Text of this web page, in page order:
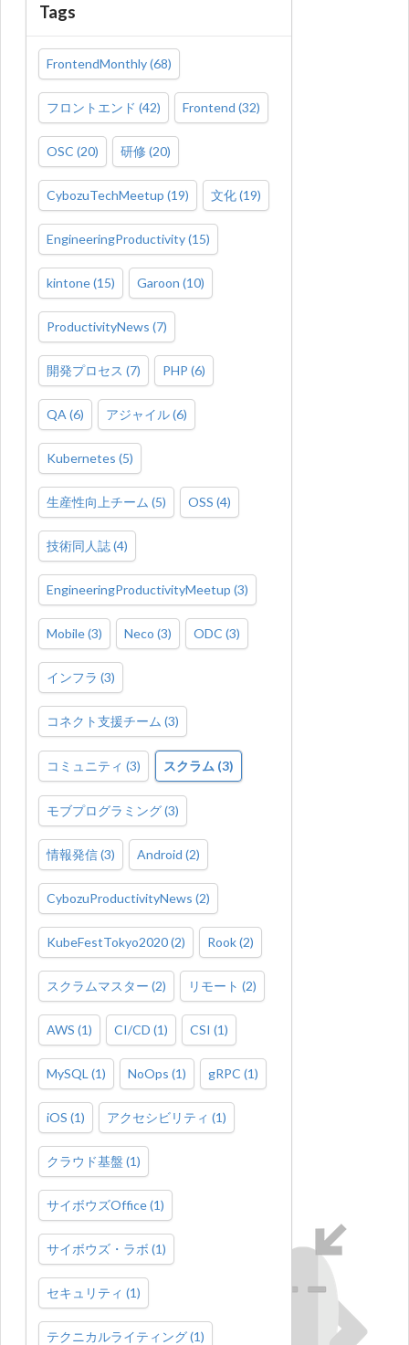
Tags
FrontendMonthly(68)
フロントエンド (42) Frontend (32)
OSC (20) 研修 (20)
CybozuTechMeetup (19) 文化(19)
EngineeringProductivity(15)
kintone(15) Garoon (10)
ProductivityNews (7)
開発プロセス (7) PHP (6)
QA (6) アジャイル(6)
Kubernetes (5)
生産性向上チーム (5) OSS (4)
技術同人誌(4)
EngineeringProductivityMeetup (3)
Mobile(3) Neco (3) ODC (3)
インフラ (3)
コネクト支援チーム (3)
コミュニティ (3) スクラム (3)
モブプログラミング(3)
情報発信(3) Android (2)
CybozuProductivityNews (2)
KubeFestTokyo2020(2) Rook(2)
スクラムマスター (2) リモート (2)
AWS (1) CI/CD (1) CSI (1)
MySQL (1) NoOps (1) gRPC (1)
iOS (1) アクセシビリティ (1)
クラウド基盤 (1)
サイボウズOffice(1)
サイボウズ・ラボ (1)
セキュリティ (1)
テクニカルライティング(1)